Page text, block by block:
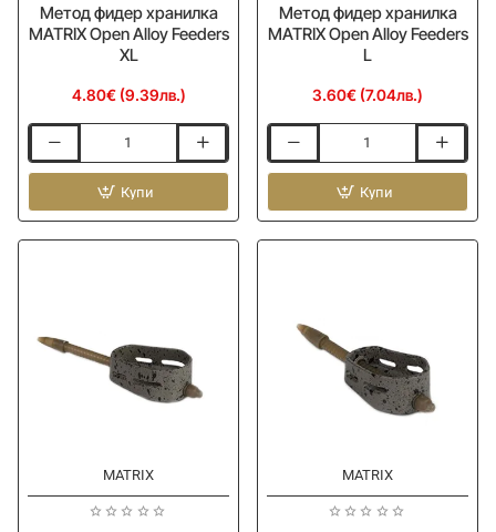
Метод фидер хранилка
MATRIX Open Alloy Feeders
XL
4.80€ (9.39лв.)
фидер
хранилка
MATRIX
Open
Купи
Метод фидер хранилка
MATRIX Open Alloy Feeders
L
3.60€ (7.04лв.)
фидер
хранилка
MATRIX
Open
Купи
MATRIX MATRIX